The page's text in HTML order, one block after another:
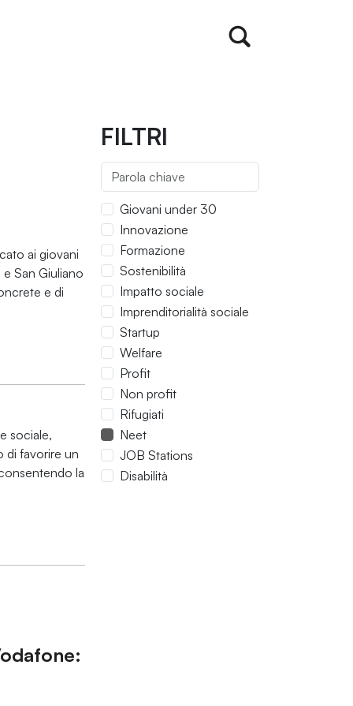
ai giovani
San Giuliano
e di
sociale,
di favorire un
la
FILTRI
Giovani under 30
Innovazione
Formazione
Sostenibilità
Impatto sociale
Imprenditorialità sociale
Startup
Welfare
Profit
Non profit
Rifugiati
Neet
JOB Stations
Disabilità